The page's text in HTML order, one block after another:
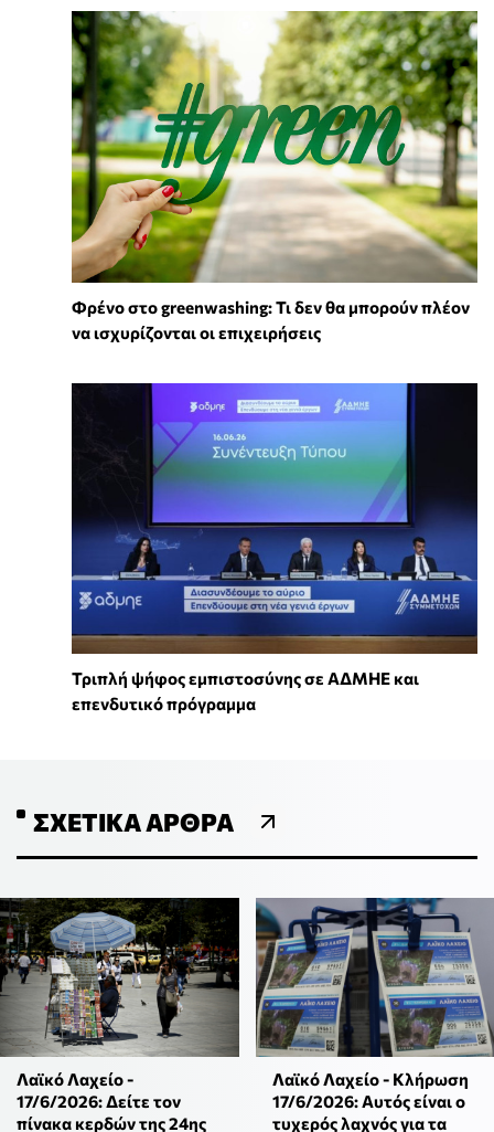
Φρένο στο greenwashing: Τι δεν θα μπορούν πλέον
να ισχυρίζονται οι επιχειρήσεις
Τριπλή ψήφος εμπιστοσύνης σε ΑΔΜΗΕ και
επενδυτικό πρόγραμμα
ΣΧΕΤΙΚΆ ΆΡΘΡΑ
Λαϊκό Λαχείο -
17/6/2026: Δείτε τον
πίνακα κερδών της 24ης
Λαϊκό Λαχείο - Κλήρωση
17/6/2026: Αυτός είναι ο
τυχερός λαχνός για τα